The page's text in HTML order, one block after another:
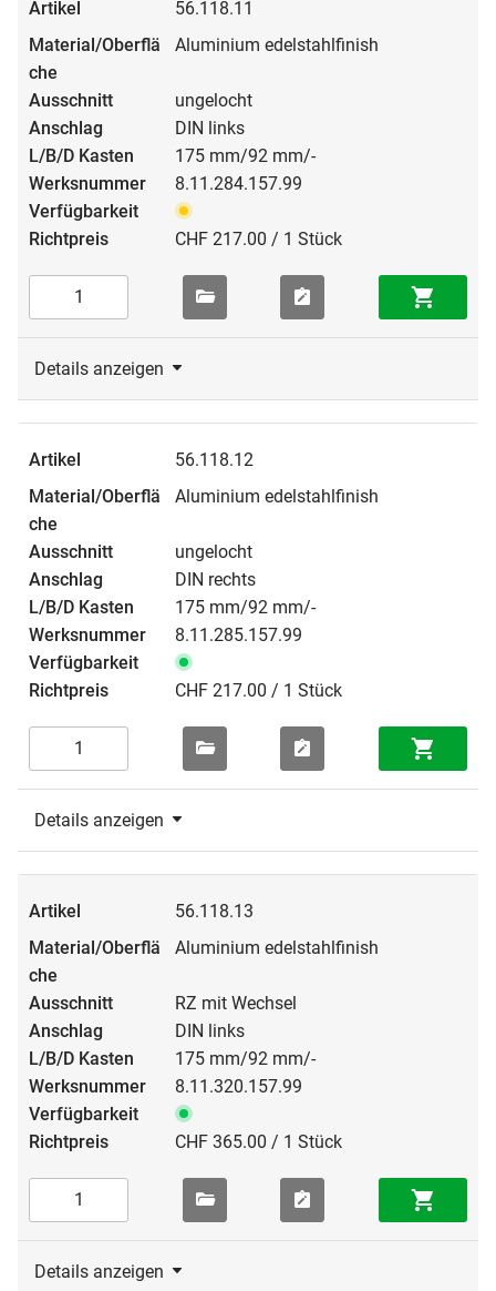
56.118.11
Aluminium edelstahlfinish
ungelocht
DIN links
175 mm/92 mm/-
8.11.284.157.99
CHF 217.00 / 1 Stück
Details anzeigen
56.118.12
Aluminium edelstahlfinish
ungelocht
DIN rechts
175 mm/92 mm/-
8.11.285.157.99
CHF 217.00 / 1 Stück
Details anzeigen
56.118.13
Aluminium edelstahlfinish
RZ mit Wechsel
DIN links
175 mm/92 mm/-
8.11.320.157.99
CHF 365.00 / 1 Stück
Details anzeigen